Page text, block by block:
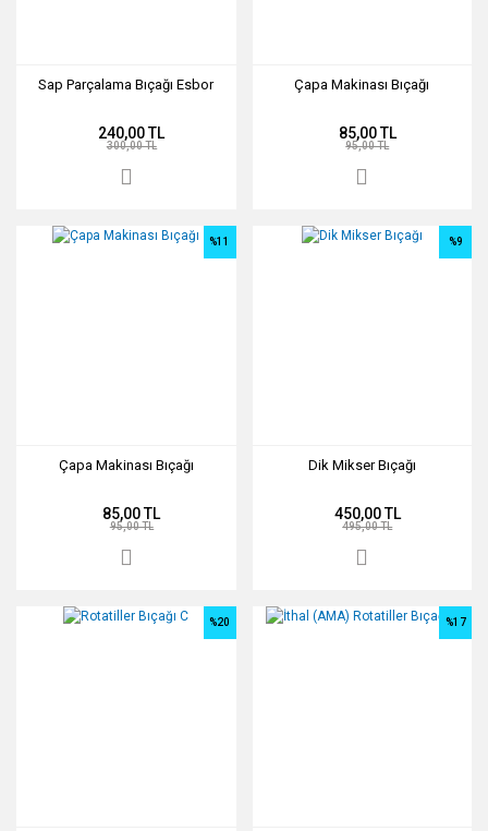
Sap Parçalama Bıçağı Esbor
240,00 TL
300,00 TL
Çapa Makinası Bıçağı
85,00 TL
95,00 TL
Çapa Makinası Bıçağı
%11
85,00 TL
95,00 TL
Dik Mikser Bıçağı
%9
450,00 TL
495,00 TL
%20 %17